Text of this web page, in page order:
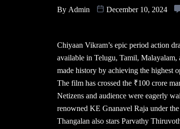
By Admin December 10, 2024
Chiyaan Vikram’s epic period action
available in Telugu, Tamil, Malayalam,
made history by achieving the highest
The film has crossed the ₹100 crore
Netizens and audience were eagerly
renowned KE Gnanavel Raja under
Thangalan also stars Parvathy